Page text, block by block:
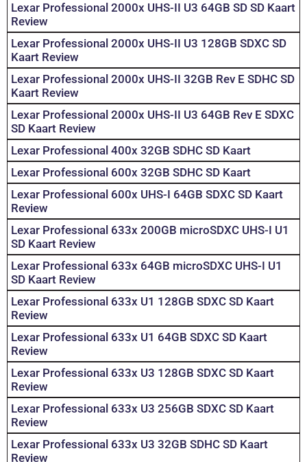
Lexar Professional 2000x UHS-II U3 64GB SD SD Kaart
Review
Lexar Professional 2000x UHS-II U3 128GB SDXC SD
Kaart Review
Lexar Professional 2000x UHS-II 32GB Rev E SDHC SD
Kaart Review
Lexar Professional 2000x UHS-II U3 64GB Rev E SDXC
SD Kaart Review
Lexar Professional 400x 32GB SDHC SD Kaart
Lexar Professional 600x 32GB SDHC SD Kaart
Lexar Professional 600x UHS-I 64GB SDXC SD Kaart
Review
Lexar Professional 633x 200GB microSDXC UHS-I U1
SD Kaart Review
Lexar Professional 633x 64GB microSDXC UHS-I U1
SD Kaart Review
Lexar Professional 633x U1 128GB SDXC SD Kaart
Review
Lexar Professional 633x U1 64GB SDXC SD Kaart
Review
Lexar Professional 633x U3 128GB SDXC SD Kaart
Review
Lexar Professional 633x U3 256GB SDXC SD Kaart
Review
Lexar Professional 633x U3 32GB SDHC SD Kaart
Review